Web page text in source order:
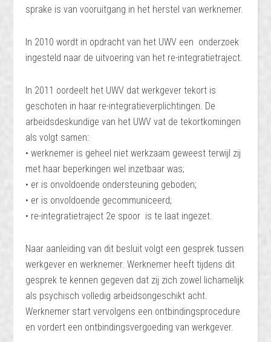
sprake is van vooruitgang in het herstel van werknemer.
In 2010 wordt in opdracht van het UWV een onderzoek
ingesteld naar de uitvoering van het re-integratietraject.
In 2011 oordeelt het UWV dat werkgever tekort is
geschoten in haar re-integratieverplichtingen. De
arbeidsdeskundige van het UWV vat de tekortkomingen
als volgt samen:
• werknemer is geheel niet werkzaam geweest terwijl zij
met haar beperkingen wel inzetbaar was;
• er is onvoldoende ondersteuning geboden;
• er is onvoldoende gecommuniceerd;
• re-integratietraject 2e spoor is te laat ingezet.
Naar aanleiding van dit besluit volgt een gesprek tussen
werkgever en werknemer. Werknemer heeft tijdens dit
gesprek te kennen gegeven dat zij zich zowel lichamelijk
als psychisch volledig arbeidsongeschikt acht.
Werknemer start vervolgens een ontbindingsprocedure
en vordert een ontbindingsvergoeding van werkgever.